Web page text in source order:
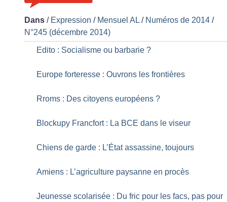
Dans / Expression / Mensuel AL / Numéros de 2014 /
N°245 (décembre 2014)
Edito : Socialisme ou barbarie ?
Europe forteresse : Ouvrons les frontières
Rroms : Des citoyens européens ?
Blockupy Francfort : La BCE dans le viseur
Chiens de garde : L’État assassine, toujours
Amiens : L’agriculture paysanne en procès
Jeunesse scolarisée : Du fric pour les facs, pas pour